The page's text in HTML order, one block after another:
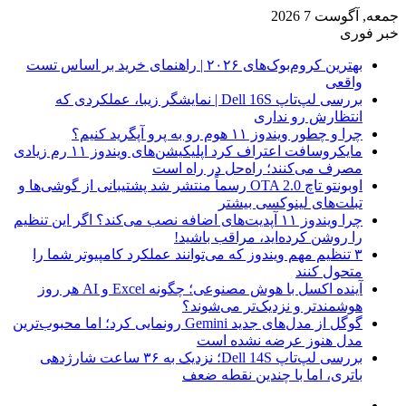
جمعه, آگوست 7 2026
خبر فوری
بهترین کروم‌بوک‌های ۲۰۲۶ | راهنمای خرید بر اساس تست
واقعی
بررسی لپ‌تاپ Dell 16S | نمایشگر زیبا، عملکردی که
انتظارش رو نداری
چرا و چطور ویندوز ۱۱ هوم رو به پرو آپگرید کنیم؟
مایکروسافت اعتراف کرد اپلیکیشن‌های ویندوز ۱۱ رم زیادی
مصرف می‌کنند؛ راه‌حل در راه است
اوبونتو تاچ OTA 2.0 رسماً منتشر شد پشتیبانی از گوشی‌ها و
تبلت‌های لینوکسی بیشتر
چرا ویندوز ۱۱ آپدیت‌های اضافه نصب می‌کند؟ اگر این تنظیم
را روشن کرده‌اید، مراقب باشید!
۳ تنظیم مهم ویندوز که می‌توانند عملکرد کامپیوتر شما را
متحول کنند
آینده اکسل با هوش مصنوعی؛ چگونه Excel و AI هر روز
هوشمندتر و نزدیک‌تر می‌شوند؟
گوگل از مدل‌های جدید Gemini رونمایی کرد؛ اما محبوب‌ترین
مدل هنوز عرضه نشده است
بررسی لپ‌تاپ Dell 14S؛ نزدیک به ۳۶ ساعت شارژدهی
باتری، اما با چندین نقطه ضعف